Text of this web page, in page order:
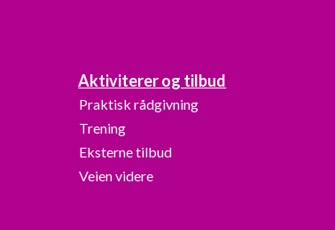
Aktiviterer og tilbud
Praktisk rådgivning
Trening
Eksterne tilbud
Veien videre